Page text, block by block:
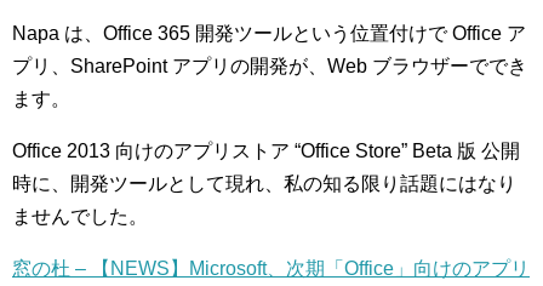
Napa は、Office 365 開発ツールという位置付けで Office ア
プリ、SharePoint アプリの開発が、Web ブラウザーででき
ます。
Office 2013 向けのアプリストア “Office Store” Beta 版 公開
時に、開発ツールとして現れ、私の知る限り話題にはなり
ませんでした。
窓の杜 – 【NEWS】Microsoft、次期「Office」向けのアプリ